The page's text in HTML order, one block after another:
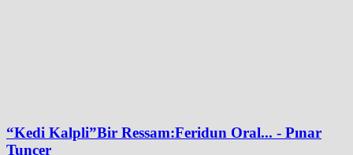
“Kedi Kalpli”Bir Ressam:Feridun Oral... - Pınar
Tuncer